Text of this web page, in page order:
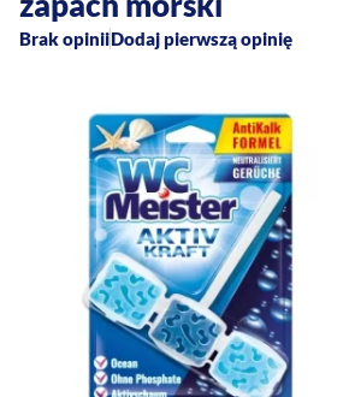
Brak opiniiDodaj pierwszą opinię